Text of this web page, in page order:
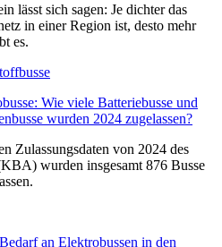
lässt sich sagen: Je dichter das
in einer Region ist, desto mehr
es.
Wie viele Batteriebusse und
wurden 2024 zugelassen?
Zulassungsdaten von 2024 des
wurden insgesamt 876 Busse
an Elektrobussen in den